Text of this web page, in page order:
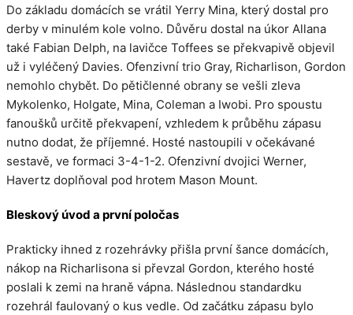
Do základu domácích se vrátil Yerry Mina, který dostal pro
derby v minulém kole volno. Důvěru dostal na úkor Allana
také Fabian Delph, na lavičce Toffees se překvapivě objevil
už i vyléčený Davies. Ofenzivní trio Gray, Richarlison, Gordon
nemohlo chybět. Do pětičlenné obrany se vešli zleva
Mykolenko, Holgate, Mina, Coleman a Iwobi. Pro spoustu
fanoušků určitě překvapení, vzhledem k průběhu zápasu
nutno dodat, že příjemné. Hosté nastoupili v očekávané
sestavě, ve formaci 3-4-1-2. Ofenzivní dvojici Werner,
Havertz doplňoval pod hrotem Mason Mount.
Bleskový úvod a první poločas
Prakticky ihned z rozehrávky přišla první šance domácích,
nákop na Richarlisona si převzal Gordon, kterého hosté
poslali k zemi na hraně vápna. Následnou standardku
rozehrál faulovaný o kus vedle. Od začátku zápasu bylo